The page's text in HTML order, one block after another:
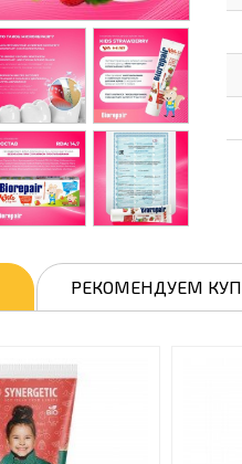
РЕКОМЕНДУЕМ